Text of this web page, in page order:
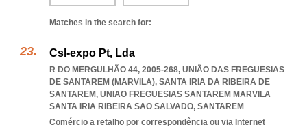
Matches in the search for:
Csl-expo Pt, Lda
R DO MERGULHÃO 44, 2005-268, UNIÃO DAS FREGUESIAS
DE SANTAREM (MARVILA), SANTA IRIA DA RIBEIRA DE
SANTAREM, UNIAO FREGUESIAS SANTAREM MARVILA
SANTA IRIA RIBEIRA SAO SALVADO, SANTAREM
Comércio a retalho por correspondência ou via Internet